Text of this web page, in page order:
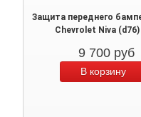
Защита переднего
Chevrolet Niva (d76)
9 700 руб